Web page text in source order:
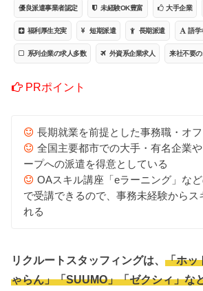
優良派遣事業者認定 未経験OK豊富 大手企業
福利厚生充実 短期派遣 長期派遣 語学
系列企業の求人多数 外資系企業求人 来社不要
PRポイント
長期就業を前提とした事務職・オ
全国主要都市での大手・有名企業
ープへの派遣を得意としている
OAスキル講座「eラーニング」な
で受講できるので、事務未経験からス
れる
リクルートスタッフィングは、「ホッ
ゃらん」「SUUMO」「ゼクシィ」な